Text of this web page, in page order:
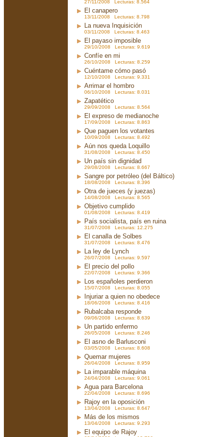
27/11/2008 Lecturas: 8.564
El canapero
13/11/2008 Lecturas: 8.798
La nueva Inquisición
03/11/2008 Lecturas: 8.463
El payaso imposible
29/10/2008 Lecturas: 9.619
Confíe en mi
26/10/2008 Lecturas: 8.259
Cuéntame cómo pasó
12/10/2008 Lecturas: 9.331
Arrimar el hombro
06/10/2008 Lecturas: 8.031
Zapatético
29/09/2008 Lecturas: 8.564
El expreso de medianoche
17/09/2008 Lecturas: 8.863
Que paguen los votantes
10/09/2008 Lecturas: 8.492
Aún nos queda Loquillo
31/08/2008 Lecturas: 8.450
Un país sin dignidad
29/08/2008 Lecturas: 8.667
Sangre por petróleo (del Báltico)
18/08/2008 Lecturas: 8.396
Otra de jueces (y juezas)
14/08/2008 Lecturas: 8.565
Objetivo cumplido
01/08/2008 Lecturas: 8.419
País socialista, país en ruina
31/07/2008 Lecturas: 12.275
El canalla de Solbes
31/07/2008 Lecturas: 8.476
La ley de Lynch
26/07/2008 Lecturas: 9.597
El precio del pollo
22/07/2008 Lecturas: 9.366
Los españoles perdieron
15/07/2008 Lecturas: 8.055
Injuriar a quien no obedece
18/06/2008 Lecturas: 8.416
Rubalcaba responde
09/06/2008 Lecturas: 8.639
Un partido enfermo
26/05/2008 Lecturas: 8.246
El asno de Barlusconi
03/05/2008 Lecturas: 8.608
Quemar mujeres
26/04/2008 Lecturas: 8.959
La imparable máquina
24/04/2008 Lecturas: 9.061
Agua para Barcelona
22/04/2008 Lecturas: 8.696
Rajoy en la oposición
13/04/2008 Lecturas: 8.647
Más de los mismos
13/04/2008 Lecturas: 9.293
El equipo de Rajoy